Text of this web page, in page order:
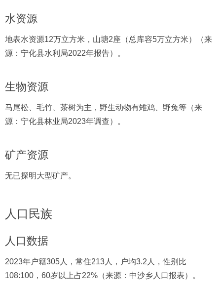
水资源
地表水资源12万立方米，山塘2座（总库容5万立方米）（来
源：宁化县水利局2022年报告）。
生物资源
马尾松、毛竹、茶树为主，野生动物有雉鸡、野兔等（来
源：宁化县林业局2023年调查）。
矿产资源
无已探明大型矿产。
人口民族
人口数据
2023年户籍305人，常住213人，户均3.2人，性别比
108:100，60岁以上占22%（来源：中沙乡人口报表）。